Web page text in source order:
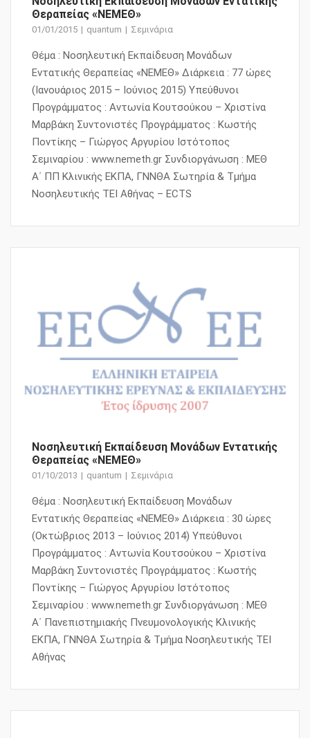
Θεραπείας «ΝΕΜΕΘ»
01/01/2015 quantum Σεμινάρια
Θέμα : Νοσηλευτική Εκπαίδευση Μονάδων
Εντατικής Θεραπείας «ΝΕΜΕΘ» Διάρκεια : 77 ώρες
(Ιανουάριος 2015 – Ιούνιος 2015) Υπεύθυνοι
Προγράμματος : Αντωνία Κουτσούκου – Χριστίνα
Μαρβάκη Συντονιστές Προγράμματος : Κωστής
Ποντίκης – Γιώργος Αργυρίου Ιστότοπος
Σεμιναρίου : www.nemeth.gr Συνδιοργάνωση : ΜΕΘ
Α΄ ΠΠ Κλινικής ΕΚΠΑ, ΓΝΝΘΑ Σωτηρία & Τμήμα
Νοσηλευτικής ΤΕΙ Αθήνας – ECTS
Νοσηλευτική Εκπαίδευση Μονάδων Εντατικής
Θεραπείας «ΝΕΜΕΘ»
01/10/2013 quantum Σεμινάρια
Θέμα : Νοσηλευτική Εκπαίδευση Μονάδων
Εντατικής Θεραπείας «ΝΕΜΕΘ» Διάρκεια : 30 ώρες
(Οκτώβριος 2013 – Ιούνιος 2014) Υπεύθυνοι
Προγράμματος : Αντωνία Κουτσούκου – Χριστίνα
Μαρβάκη Συντονιστές Προγράμματος : Κωστής
Ποντίκης – Γιώργος Αργυρίου Ιστότοπος
Σεμιναρίου : www.nemeth.gr Συνδιοργάνωση : ΜΕΘ
Α΄ Πανεπιστημιακής Πνευμονολογικής Κλινικής
ΕΚΠΑ, ΓΝΝΘΑ Σωτηρία & Τμήμα Νοσηλευτικής ΤΕΙ
Αθήνας